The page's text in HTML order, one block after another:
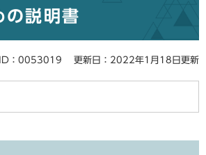
の説明書
：0053019 更新日：2022年1月18日更新